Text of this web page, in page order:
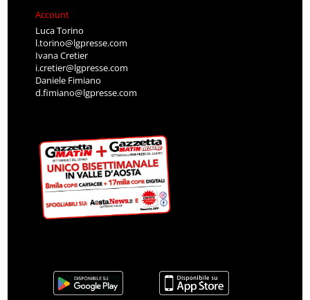
Account
Luca Torino
l.torino@lgpresse.com
Ivana Cretier
i.cretier@lgpresse.com
Daniele Fimiano
d.fimiano@lgpresse.com